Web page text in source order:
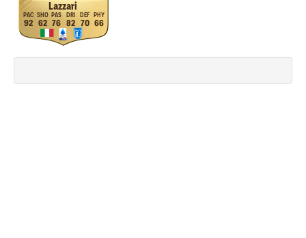
Lazzari
92 62 76 82 70 66